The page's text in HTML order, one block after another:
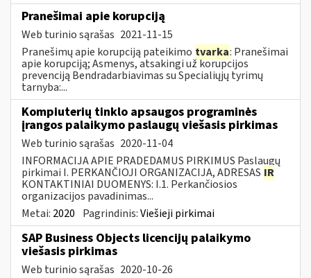
Pranešimai apie korupciją
Web turinio sąrašas 2021-11-15
Pranešimų apie korupciją pateikimo tvarka: Pranešimai
apie korupciją; Asmenys, atsakingi už korupcijos
prevenciją Bendradarbiavimas su Specialiųjų tyrimų
tarnyba:...
Kompiuterių tinklo apsaugos programinės
įrangos palaikymo paslaugų viešasis pirkimas
Web turinio sąrašas 2020-11-04
INFORMACIJA APIE PRADEDAMUS PIRKIMUS Paslaugų
pirkimai I. PERKANČIOJI ORGANIZACIJA, ADRESAS IR
KONTAKTINIAI DUOMENYS: I.1. Perkančiosios
organizacijos pavadinimas...
Metai: 2020 Pagrindinis:Viešieji pirkimai
SAP Business Objects licencijų palaikymo
viešasis pirkimas
Web turinio sąrašas 2020-10-26